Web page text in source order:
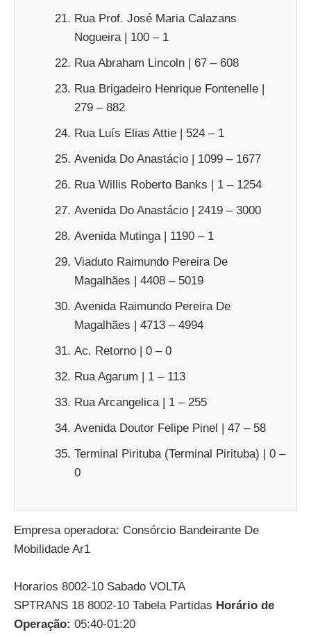
Rua Prof. José Maria Calazans
Nogueira | 100 – 1
Rua Abraham Lincoln | 67 – 608
Rua Brigadeiro Henrique Fontenelle |
279 – 882
Rua Luís Elias Attie | 524 – 1
Avenida Do Anastácio | 1099 – 1677
Rua Willis Roberto Banks | 1 – 1254
Avenida Do Anastácio | 2419 – 3000
Avenida Mutinga | 1190 – 1
Viaduto Raimundo Pereira De
Magalhães | 4408 – 5019
Avenida Raimundo Pereira De
Magalhães | 4713 – 4994
Ac. Retorno | 0 – 0
Rua Agarum | 1 – 113
Rua Arcangelica | 1 – 255
Avenida Doutor Felipe Pinel | 47 – 58
Terminal Pirituba (Terminal Pirituba) | 0 –
0
Empresa operadora: Consórcio Bandeirante De
Mobilidade Ar1
Horarios 8002-10 Sabado VOLTA
SPTRANS 18 8002-10 Tabela Partidas Horário de
Operação: 05:40-01:20